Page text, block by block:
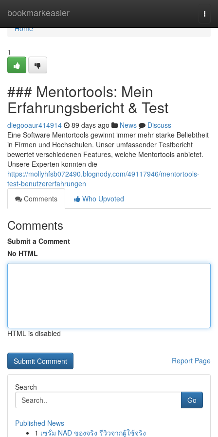
bookmarkeasier
Home
Home
1
### Mentortools: Mein
Erfahrungsbericht & Test
diegooaur414914 89 days ago News
Discuss
Eine Software Mentortools gewinnt immer mehr starke Beliebtheit
in Firmen und Hochschulen. Unser umfassender Testbericht
bewertet verschiedenen Features, welche Mentortools anbietet.
Unsere Experten konnten die
https://mollyhfsb072490.blognody.com/49117946/mentortools-
test-benutzererfahrungen
Comments
Who Upvoted
Comments
Submit a Comment
No HTML
HTML is disabled
Report Page
Search
Go
Published News
1 เซรั่ม NAD ของจริง รีวิวจากผู้ใช้จริง